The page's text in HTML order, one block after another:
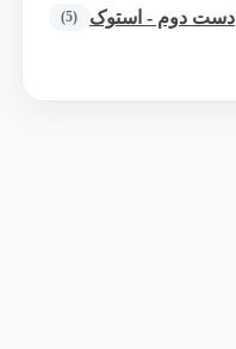
دست دوم - استوک (5)